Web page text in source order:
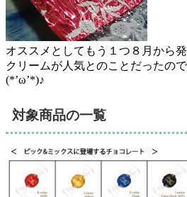
オススメとしてもう１つ８月から
クリームが人気とのことだったの
(*’ω’*)♪
対象商品の一覧